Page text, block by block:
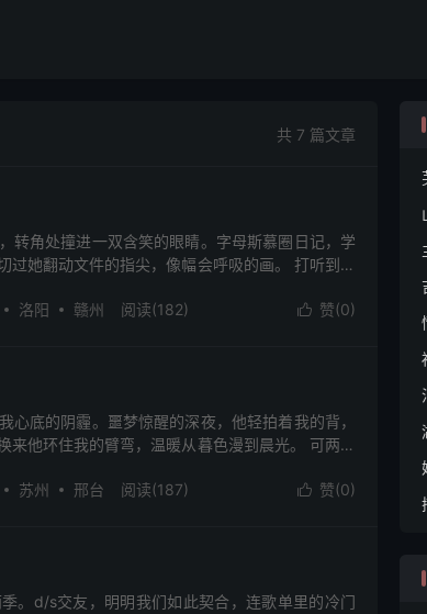
共 7 篇文章
转角处撞进一双含笑的眼睛。字母斯慕圈日记，学
过她翻动文件的指尖，像幅会呼吸的画。 打听到她
 赞(0)
洛阳 赣州 阅读(182)
底的阴霾。噩梦惊醒的深夜，他轻拍着我的背，
来他环住我的臂弯，温暖从暮色漫到晨光。 可两年
 赞(0)
苏州 邢台 阅读(187)
。d/s交友，明明我们如此契合，连歌单里的冷门